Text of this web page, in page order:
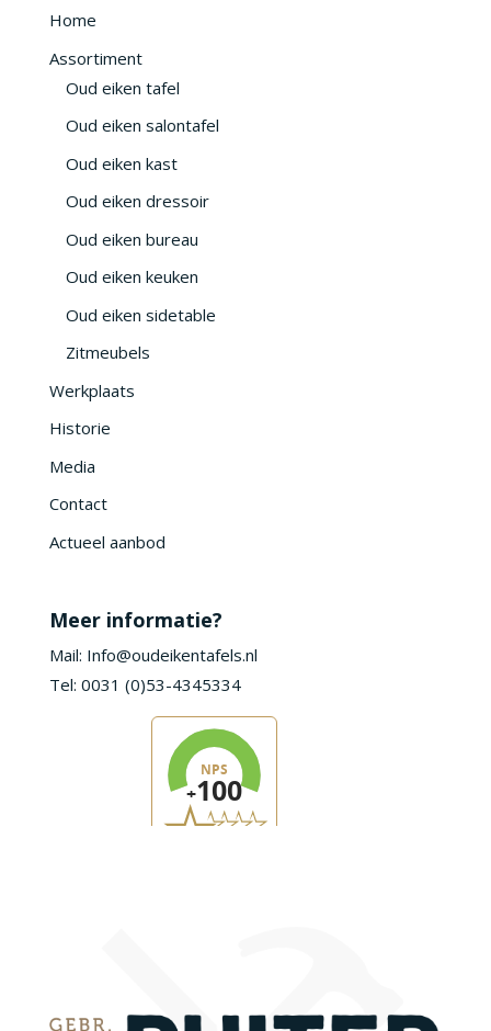
Home
Assortiment
Oud eiken tafel
Oud eiken salontafel
Oud eiken kast
Oud eiken dressoir
Oud eiken bureau
Oud eiken keuken
Oud eiken sidetable
Zitmeubels
Werkplaats
Historie
Media
Contact
Actueel aanbod
Meer informatie?
Mail: Info@oudeikentafels.nl
Tel: 0031 (0)53-4345334